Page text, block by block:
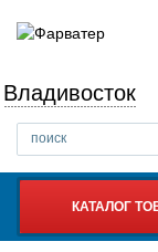
Владивосток
КАТАЛОГ